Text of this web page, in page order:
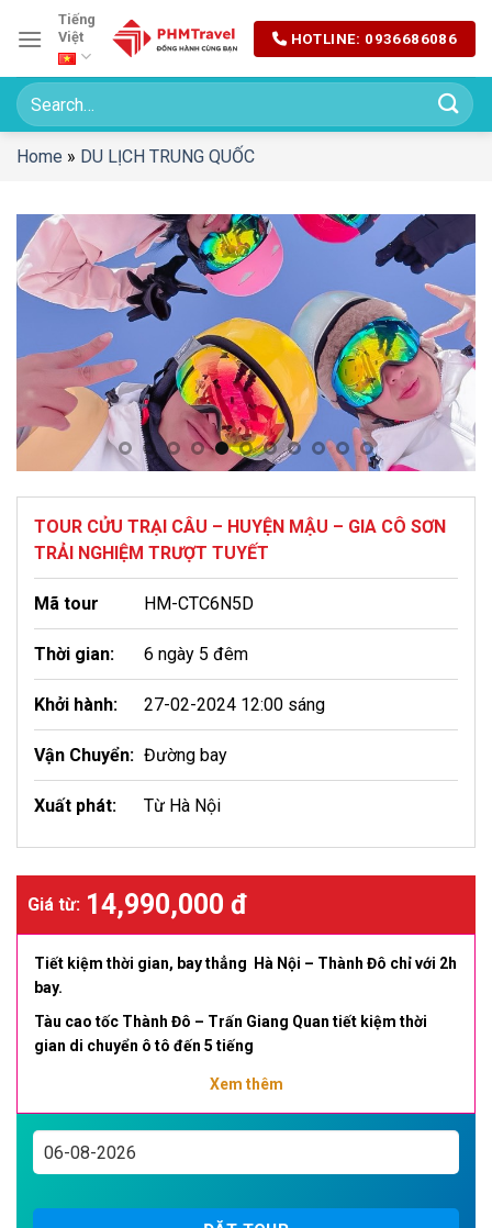
đến
dung
Tiếng
Việt
HOTLINE: 0936686086
Home » DU LỊCH TRUNG QUỐC
TOUR CỬU TRẠI CÂU – HUYỆN MẬU – GIA CÔ SƠN
TRẢI NGHIỆM TRƯỢT TUYẾT
Mã tour HM-CTC6N5D
Thời gian: 6 ngày 5 đêm
Khởi hành: 27-02-2024 12:00 sáng
Vận Chuyển: Đường bay
Xuất phát: Từ Hà Nội
Giá từ: 14,990,000 đ
Tiết kiệm thời gian, bay thẳng Hà Nội – Thành Đô chỉ với 2h
bay.
Tàu cao tốc Thành Đô – Trấn Giang Quan tiết kiệm thời
gian di chuyển ô tô đến 5 tiếng
Chiêm ngưỡng vẻ đẹp được ví như “Thiên đường nơi hạ
bảo, những thác nước nhiều tầng, những ngôi làng Tây
Tạng.
Thụy Sỹ.
Xem thêm